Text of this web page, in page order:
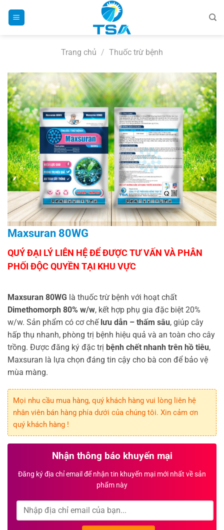
Trang chủ / Thuốc trừ bệnh
Maxsuran 80WG
Maxsuran 80WG là thuốc trừ bệnh với hoạt chất
Dimethomorph 80% w/w, kết hợp phụ gia đặc biệt 20%
w/w. Sản phẩm có cơ chế lưu dẫn – thấm sâu, giúp cây
hấp thụ nhanh, phòng trị bệnh hiệu quả và an toàn cho cây
trồng. Được đăng ký đặc trị bệnh chết nhanh trên hồ tiêu,
Maxsuran là lựa chọn đáng tin cậy cho bà con để bảo vệ
mùa màng.
Mọi nhu cầu mua hàng, quý khách hàng vui lòng liên hệ
nhân viên bán hàng phía dưới của chúng tôi. Xin cảm ơn
quý khách hàng !
Nhận thông báo khuyến mại
Đăng ký địa chỉ email để nhận tin khuyến mại mới nhất về sản
phẩm này